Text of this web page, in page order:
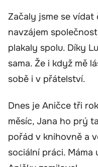
Začaly jsme se vídat
navzájem
plakaly spolu. Díky
sama. Že i když mě
sobě i v přátelství.
Dnes je Aničce tři
měsíc, Jana ho prý
pořád v knihovně a
sociální práci. Máma